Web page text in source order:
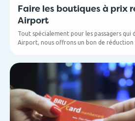
Faire les boutiques à prix
Airport
Tout spécialement pour les passagers qui
Airport, nous offrons un bon de réduction
bon plan avec eux !